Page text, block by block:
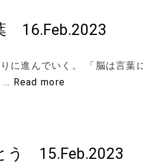
16.Feb.2023
に進んでいく。 「脳は言葉
… Read more
う 15.Feb.2023